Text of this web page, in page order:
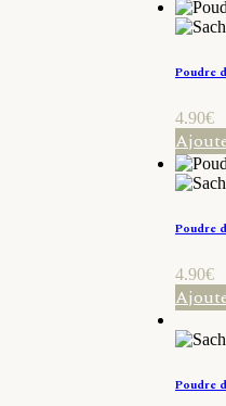
Poudre
4.90€
Poudre
4.90€
Poudre